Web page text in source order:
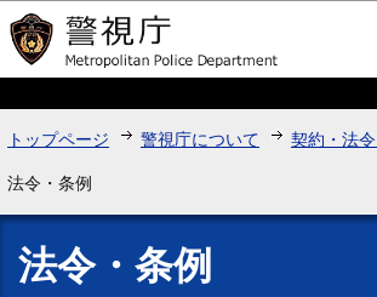
このページの本文へ移動
トップページ 警視庁について 契約・法
法令・条例
法令・条例